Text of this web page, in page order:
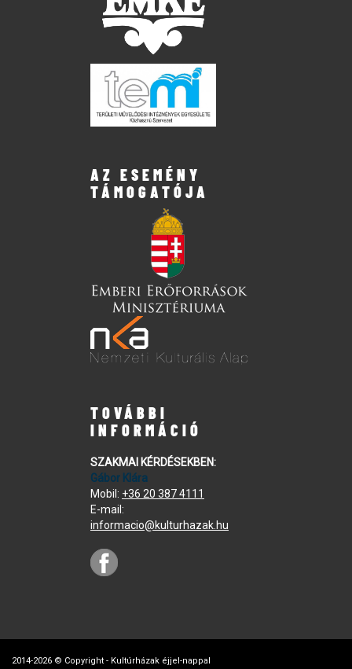
AZ ESEMÉNY
TÁMOGATÓJA
TOVÁBBI
INFORMÁCIÓ
SZAKMAI KÉRDÉSEKBEN:
Gábor Klára
Mobil: +36 20 387 4111
E-mail:
informacio@kulturhazak.hu
2014-2026 © Copyright - Kultúrházak éjjel-nappal